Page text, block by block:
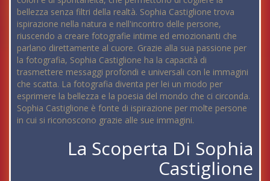
bellezza senza filtri della realtà. Sophia Castiglione trova
ispirazione nella natura e nell'incontro delle persone,
riuscendo a creare fotografie intime ed emozionanti che
parlano direttamente al cuore. Grazie alla sua passione per
la fotografia, Sophia Castiglione ha la capacità di
trasmettere messaggi profondi e universali con le immagini
che scatta. La fotografia diventa per lei un modo per
esprimere la bellezza e la poesia del mondo che ci circonda.
Sophia Castiglione è fonte di ispirazione per molte persone
in cui si riconoscono grazie alle sue immagini.
La Scoperta Di Sophia
Castiglione